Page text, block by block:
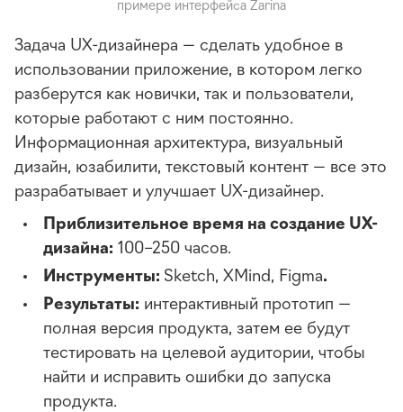
примере интерфейса Zarina
Задача UX-дизайнера — сделать удобное в
использовании приложение, в котором легко
разберутся как новички, так и пользователи,
которые работают с ним постоянно.
Информационная архитектура, визуальный
дизайн, юзабилити, текстовый контент — все это
разрабатывает и улучшает UX-дизайнер.
Приблизительное время на создание UX-
дизайна: 100–250 часов.
Инструменты: Sketch, XMind, Figma.
Результаты: интерактивный прототип —
полная версия продукта, затем ее будут
тестировать на целевой аудитории, чтобы
найти и исправить ошибки до запуска
продукта.